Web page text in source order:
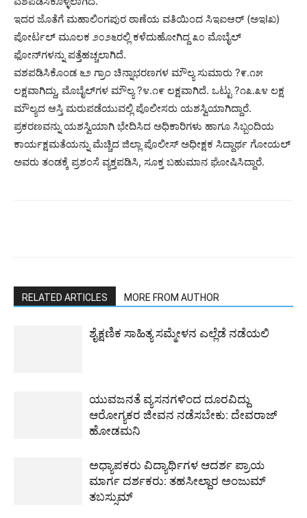
ಇದರ ಜೊತೆಗೆ ಮಹಾಲಿಂಗಪುರ ಠಾಣೆಯ ವತಿಯಿಂದ ಸಿಇಐಆರ್ (ಅಇIಖ)
ಪೋರ್ಟಲ್ ಮೂಲಕ ೨೦೨೬ರಲ್ಲಿ ಕಳೆದುಹೋಗಿದ್ದ ೩೦ ಮೊಬೈಲ್
ಫೋನ್‌ಗಳನ್ನು ಪತ್ತೆಹಚ್ಚಲಾಗಿದೆ.
ವಶಪಡಿಸಿಕೊಂಡ ೬೨ ಗ್ರಾಂ ಚಿನ್ನಾಭರಣಗಳ ಮೌಲ್ಯ ಸುಮಾರು ?೯.೧೫
ಲಕ್ಷವಾಗಿದ್ದು, ಮೊಬೈಲ್‌ಗಳ ಮೌಲ್ಯ ?೪.೧೯ ಲಕ್ಷವಾಗಿದೆ. ಒಟ್ಟು ?೧೩.೩೪ ಲಕ್ಷ
ಮೌಲ್ಯದ ಆಸ್ತಿ ಮರುಪಡೆಯುವಲ್ಲಿ ಪೊಲೀಸರು ಯಶಸ್ವಿಯಾಗಿದ್ದಾರೆ.
ಪ್ರಕರಣವನ್ನು ಯಶಸ್ವಿಯಾಗಿ ಭೇದಿಸಿದ ಅಧಿಕಾರಿಗಳು ಹಾಗೂ ಸಿಬ್ಬಂದಿಯ
ಕಾರ್ಯಕ್ಷಮತೆಯನ್ನು ಮೆಚ್ಚಿದ ಜಿಲ್ಲಾ ಪೊಲೀಸ್ ಅಧೀಕ್ಷಕ ಸಿದ್ದಾರ್ಥ ಗೋಯಲ್
ಅವರು ತಂಡಕ್ಕೆ ಪ್ರಶಂಸೆ ವ್ಯಕ್ತಪಡಿಸಿ, ಸೂಕ್ತ ಬಹುಮಾನ ಘೋಷಿಸಿದ್ದಾರೆ.
RELATED ARTICLES MORE FROM AUTHOR
ಶೈಕ್ಷಣಿಕ ಸಾಹಿತ್ಯ ಸಮ್ಮೇಳನ ಎಲ್ಲೆಡೆ ನಡೆಯಲಿ
ಯುವಜನತೆ ವ್ಯಸನಗಳಿಂದ ದೂರವಿದ್ದು
ಆರೋಗ್ಯಕರ ಜೀವನ ನಡೆಸಬೇಕು: ದೇವರಾಜ್
ಹೋಡಮನಿ
ಅಧ್ಯಾಪಕರು ವಿದ್ಯಾರ್ಥಿಗಳ ಆದರ್ಶ ಪ್ರಾಯ
ಮಾರ್ಗ ದರ್ಶಕರು: ತಹಸೀಲ್ದಾರ ಅಂಜುಮ್
ತಬಸ್ಸುಮ್